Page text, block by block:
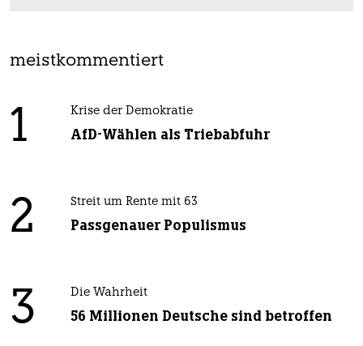
meistkommentiert
1 Krise der Demokratie
AfD-Wählen als Triebabfuhr
2 Streit um Rente mit 63
Passgenauer Populismus
3 Die Wahrheit
56 Millionen Deutsche sind betroffen